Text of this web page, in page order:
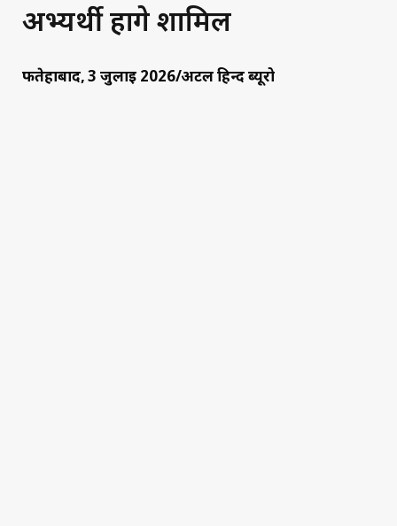
अभ्यर्थी होंगे शामिल
फतेहाबाद, 3 जुलाई 2026/अटल हिन्द ब्यूरो